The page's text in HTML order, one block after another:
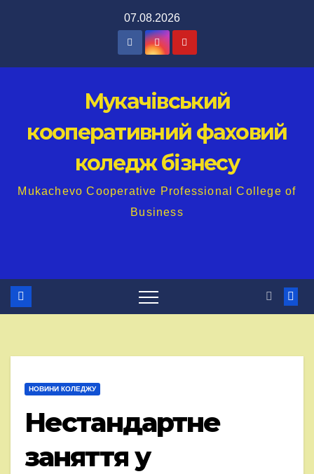
07.08.2026
Мукачівський
кооперативний фаховий
коледж бізнесу
Mukachevo Cooperative Professional College of
Business
НОВИНИ КОЛЕДЖУ
Нестандартне
заняття у